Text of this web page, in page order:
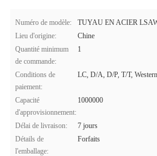
Numéro de modèle:
TUYAU EN ACIER
Lieu d'origine:
Chine
Quantité minimum
de commande:
1
Conditions de
paiement:
LC, D/A, D/P, T/T,
Capacité
d'approvisionnement:
1000000
Délai de livraison:
7 jours
Détails de
l'emballage:
Forfaits